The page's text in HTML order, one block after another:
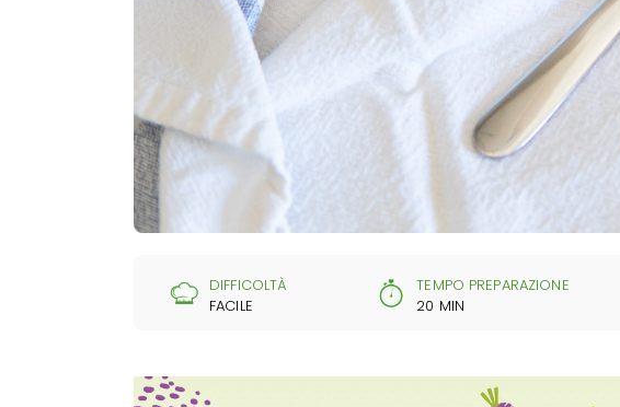
DIFFICOLTÀ
FACILE
TEMPO PREPARAZIONE
20 MIN